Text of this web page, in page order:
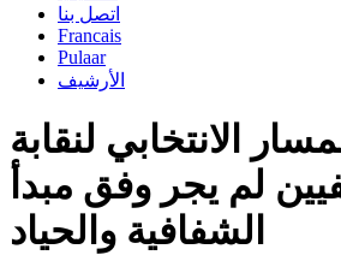
اتصل بنا
Francais
Pulaar
الأرشيف
الانتخابي لنقابة
لم يجر وفق مبدأ
الشفافية والحياد